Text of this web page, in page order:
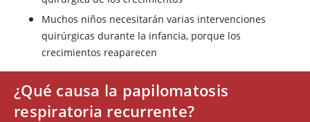
Muchos niños necesitarán varias intervenciones
quirúrgicas durante la infancia, porque los
crecimientos reaparecen
¿Qué causa la papilomatosis
respiratoria recurrente?